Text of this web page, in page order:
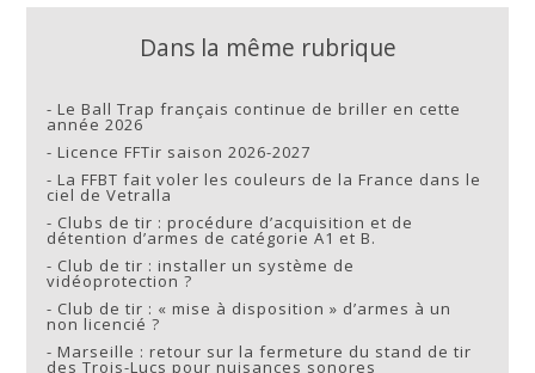
Dans la même rubrique
-Le Ball Trap français continue de briller en cette
année 2026
-Licence FFTir saison 2026-2027
-La FFBT fait voler les couleurs de la France dans le
ciel de Vetralla
- Clubs de tir : procédure d’acquisition et de
détention d’armes de catégorie A1 et B.
- Club de tir : installer un système de
vidéoprotection ?
- Club de tir : « mise à disposition » d’armes à un
non licencié ?
-Marseille : retour sur la fermeture du stand de tir
des Trois-Lucs pour nuisances sonores